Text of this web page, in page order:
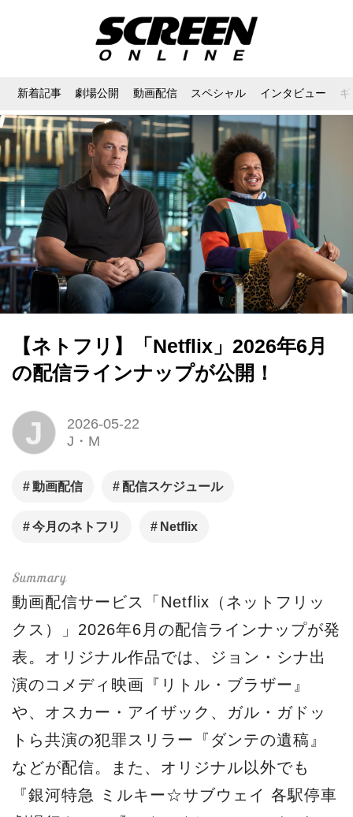
新着記事 劇場公開 動画配信 スペシャル インタビュー
【ネトフリ】「Netflix」2026年6月
の配信ラインナップが公開！
J
2026-05-22
J・M
動画配信 配信スケジュール
今月のネトフリ Netflix
動画配信サービス「 Netflix （ネットフリッ
クス）」2026年6月の配信ラインナップが発
表。オリジナル作品では、ジョン・シナ出
演のコメディ映画『リトル・ブラザー』
や、オスカー・アイザック、ガル・ガドッ
トら共演の犯罪スリラー『ダンテの遺稿』
などが配信。また、オリジナル以外でも
『銀河特急 ミルキー☆サブウェイ 各駅停車